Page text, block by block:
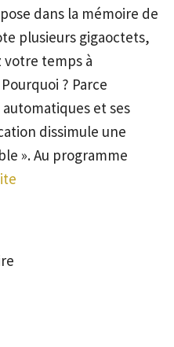
dans la mémoire de
plusieurs gigaoctets,
votre temps à
? Parce
automatiques et ses
dissimule une
». Au programme